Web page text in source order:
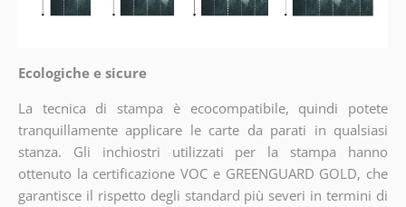
Ecologiche e sicure
La tecnica di stampa è ecocompatibile, quindi potete
tranquillamente applicare le carte da parati in qualsiasi
stanza. Gli inchiostri utilizzati per la stampa hanno
ottenuto la certificazione VOC e GREENGUARD GOLD, che
garantisce il rispetto degli standard più severi in termini di